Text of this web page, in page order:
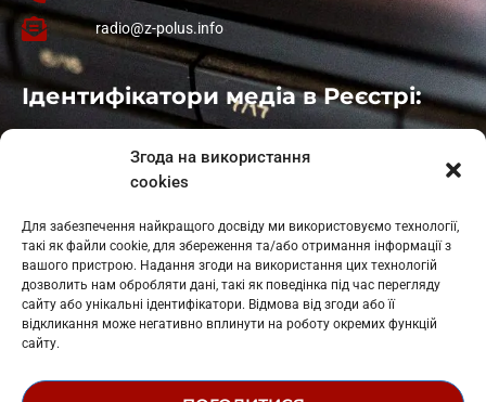
Згода на використання
cookies
Для забезпечення найкращого досвіду ми використовуємо технології,
такі як файли cookie, для збереження та/або отримання інформації з
вашого пристрою. Надання згоди на використання цих технологій
дозволить нам обробляти дані, такі як поведінка під час перегляду
сайту або унікальні ідентифікатори. Відмова від згоди або її
відкликання може негативно вплинути на роботу окремих функцій
сайту.
radio@z-polus.info
Ідентифікатори медіа в Реєстрі:
: L11-01410
: L11-01801
Косів: L11-01805
Гарасимів: L11-02274